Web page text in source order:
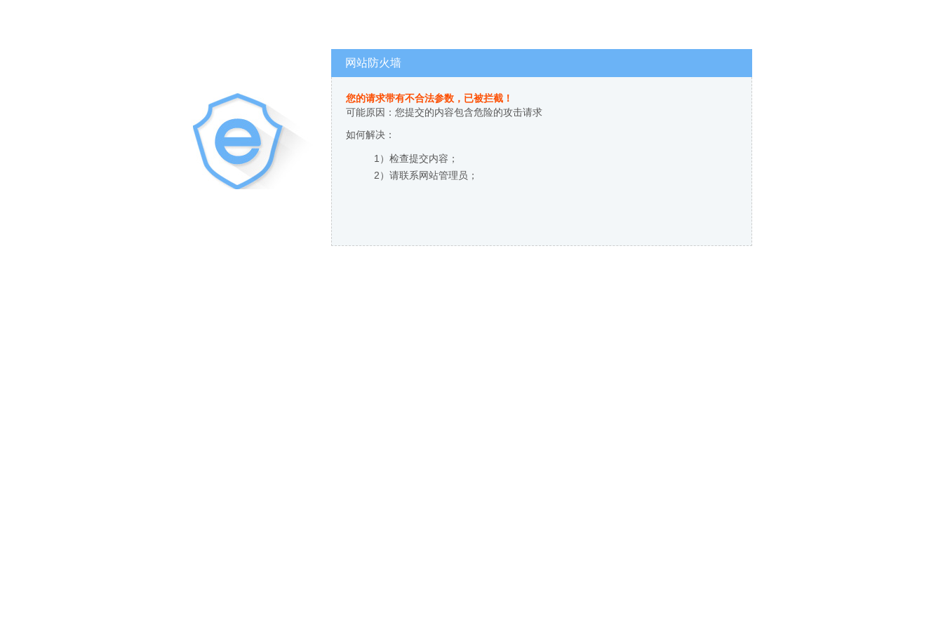
网站防火墙
您的请求带有不合法参数，已被拦截！
可能原因：您提交的内容包含危险的攻击请求
如何解决：
1）检查提交内容；
2）请联系网站管理员；